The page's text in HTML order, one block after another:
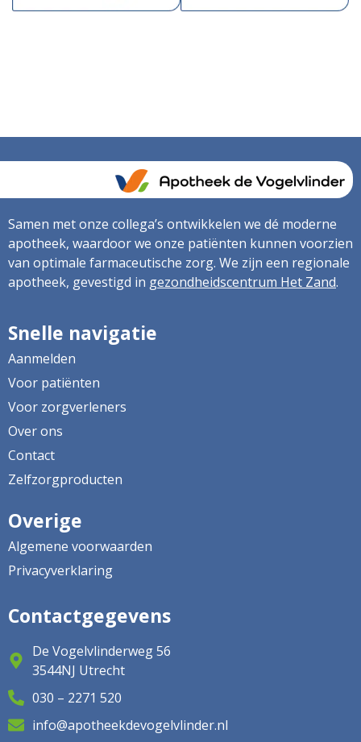
Samen met onze collega’s ontwikkelen we dé moderne
apotheek, waardoor we onze patiënten kunnen voorzien
van optimale farmaceutische zorg. We zijn een regionale
apotheek, gevestigd in gezondheidscentrum Het Zand.
Snelle navigatie
Aanmelden
Voor patiënten
Voor zorgverleners
Over ons
Contact
Zelfzorgproducten
Overige
Algemene voorwaarden
Privacyverklaring
Contactgegevens
De Vogelvlinderweg 56
3544NJ Utrecht
030 – 2271 520
info@apotheekdevogelvlinder.nl